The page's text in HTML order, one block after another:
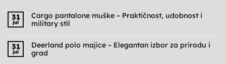
31
jul
Cargo pantalone muške – Praktičnost, udobnost i
military stil
na
Cargo
pantalone
muške
31
jul
Deerland polo majice – Elegantan izbor za prirodu i
grad